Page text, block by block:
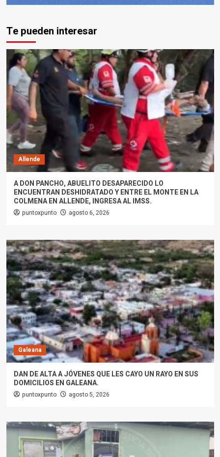
Te pueden interesar
Allende
A DON PANCHO, ABUELITO DESAPARECIDO LO
ENCUENTRAN DESHIDRATADO Y ENTRE EL MONTE EN LA
COLMENA EN ALLENDE, INGRESA AL IMSS.
puntoxpunto agosto 6, 2026
Galeana
DAN DE ALTA A JÓVENES QUE LES CAYO UN RAYO EN SUS
DOMICILIOS EN GALEANA.
puntoxpunto agosto 5, 2026